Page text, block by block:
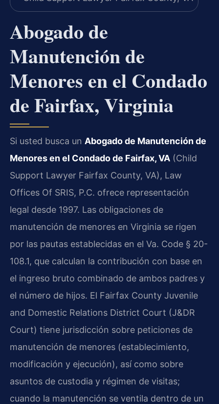
Abogado de
Manutención de
Menores en el Condado
de Fairfax, Virginia
Si usted busca un Abogado de Manutención de
Menores en el Condado de Fairfax, VA (Child
Support Lawyer Fairfax County, VA), Law
Offices Of SRIS, P.C. ofrece representación
legal desde 1997. Las obligaciones de
manutención de menores en Virginia se rigen
por las pautas establecidas en el Va. Code § 20-
108.1, que calculan la contribución con base en
el ingreso bruto combinado de ambos padres y
el número de hijos. El Fairfax County Juvenile
and Domestic Relations District Court (J&DR
Court) tiene jurisdicción sobre peticiones de
manutención de menores (establecimiento,
modificación y ejecución), así como sobre
asuntos de custodia y régimen de visitas;
cuando la manutención se ventila dentro de un